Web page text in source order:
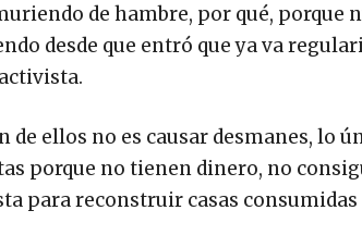
de hambre, por qué, porque
desde que entró que ya va
de ellos no es causar desmanes, lo
porque no tienen dinero, no
para reconstruir casas